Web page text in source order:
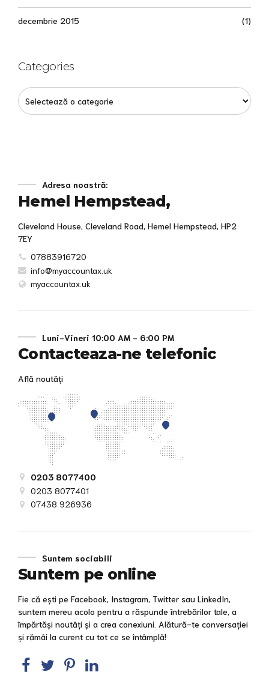
decembrie 2015 (1)
Categories
Adresa noastră:
Hemel Hempstead,
Cleveland House, Cleveland Road, Hemel Hempstead, HP2
7EY
07883916720
info@myaccountax.uk
myaccountax.uk
Luni-Vineri 10:00 AM - 6:00 PM
Contacteaza-ne telefonic
Află noutăți
0203 8077400
0203 8077401
07438 926936
Suntem sociabili
Suntem pe online
Fie că ești pe Facebook, Instagram, Twitter sau LinkedIn,
suntem mereu acolo pentru a răspunde întrebărilor tale, a
împărtăși noutăți și a crea conexiuni. Alătură-te conversației
și rămâi la curent cu tot ce se întâmplă!